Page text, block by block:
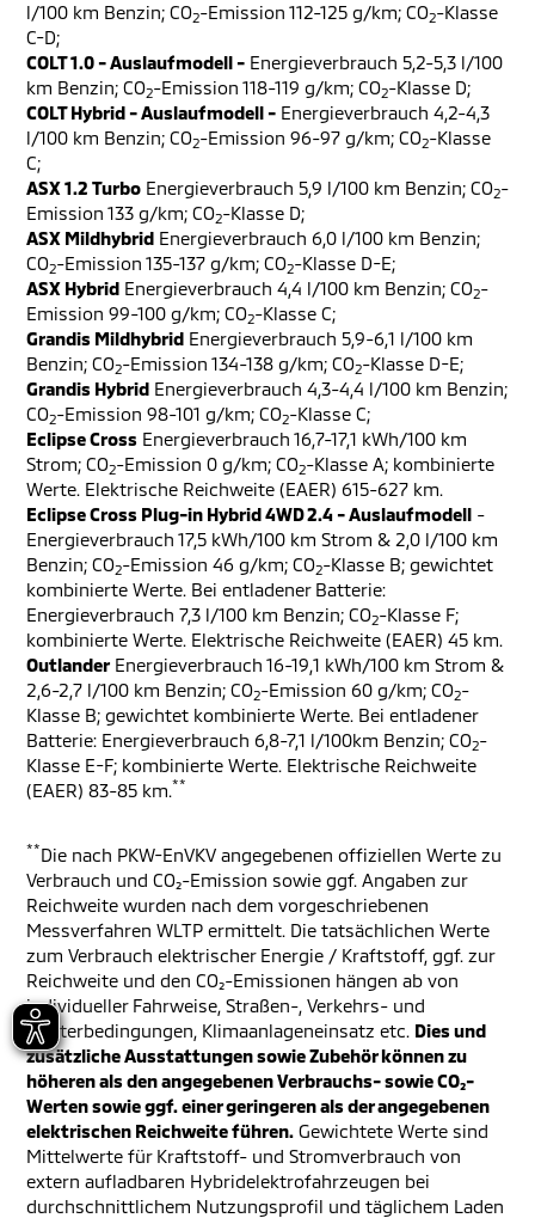
l/100 km Benzin; CO2-Emission 112-125 g/km; CO2-Klasse
C-D;
COLT 1.0 - Auslaufmodell - Energieverbrauch 5,2-5,3 l/100
km Benzin; CO2-Emission 118-119 g/km; CO2-Klasse D;
COLT Hybrid - Auslaufmodell - Energieverbrauch 4,2-4,3
l/100 km Benzin; CO2-Emission 96-97 g/km; CO2-Klasse
C;
ASX 1.2 Turbo Energieverbrauch 5,9 l/100 km Benzin; CO2-
Emission 133 g/km; CO2-Klasse D;
ASX Mildhybrid Energieverbrauch 6,0 l/100 km Benzin;
CO2-Emission 135-137 g/km; CO2-Klasse D-E;
ASX Hybrid Energieverbrauch 4,4 l/100 km Benzin; CO2-
Emission 99-100 g/km; CO2-Klasse C;
Grandis Mildhybrid Energieverbrauch 5,9-6,1 l/100 km
Benzin; CO2-Emission 134-138 g/km; CO2-Klasse D-E;
Grandis Hybrid Energieverbrauch 4,3-4,4 l/100 km Benzin;
CO2-Emission 98-101 g/km; CO2-Klasse C;
Eclipse Cross Energieverbrauch 16,7-17,1 kWh/100 km
Strom; CO2-Emission 0 g/km; CO2-Klasse A; kombinierte
Werte. Elektrische Reichweite (EAER) 615-627 km.
Eclipse Cross Plug-in Hybrid 4WD 2.4 - Auslaufmodell -
Energieverbrauch 17,5 kWh/100 km Strom & 2,0 l/100 km
Benzin; CO2-Emission 46 g/km; CO2-Klasse B; gewichtet
kombinierte Werte. Bei entladener Batterie:
Energieverbrauch 7,3 l/100 km Benzin; CO2-Klasse F;
kombinierte Werte. Elektrische Reichweite (EAER) 45 km.
Outlander Energieverbrauch 16-19,1 kWh/100 km Strom &
2,6-2,7 l/100 km Benzin; CO2-Emission 60 g/km; CO2-
Klasse B; gewichtet kombinierte Werte. Bei entladener
Batterie: Energieverbrauch 6,8-7,1 l/100km Benzin; CO2-
Klasse E-F; kombinierte Werte. Elektrische Reichweite
(EAER) 83-85 km.**
**Die nach PKW-EnVKV angegebenen offiziellen Werte zu
Verbrauch und CO₂-Emission sowie ggf. Angaben zur
Reichweite wurden nach dem vorgeschriebenen
Messverfahren WLTP ermittelt. Die tatsächlichen Werte
zum Verbrauch elektrischer Energie / Kraftstoff, ggf. zur
Reichweite und den CO₂-Emissionen hängen ab von
individueller Fahrweise, Straßen-, Verkehrs- und
Wetterbedingungen, Klimaanlageneinsatz etc. Dies und
zusätzliche Ausstattungen sowie Zubehör können zu
höheren als den angegebenen Verbrauchs- sowie CO₂-
Werten sowie ggf. einer geringeren als der angegebenen
elektrischen Reichweite führen. Gewichtete Werte sind
Mittelwerte für Kraftstoff- und Stromverbrauch von
extern aufladbaren Hybridelektrofahrzeugen bei
durchschnittlichem Nutzungsprofil und täglichem Laden